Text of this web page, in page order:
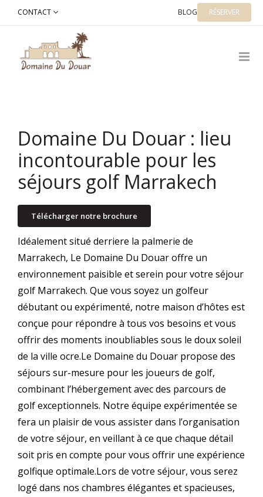
CONTACT BLOG RÉSERVER
Domaine Du Douar : lieu
incontourable pour les
séjours golf Marrakech
Télécharger notre brochure
Idéalement situé derriere la palmerie de
Marrakech, Le Domaine Du Douar offre un
environnement paisible et serein pour votre séjour
golf Marrakech. Que vous soyez un golfeur
débutant ou expérimenté, notre maison d’hôtes est
conçue pour répondre à tous vos besoins et vous
offrir des moments inoubliables sous le doux soleil
de la ville ocre.Le Domaine du Douar propose des
séjours sur-mesure pour les joueurs de golf,
combinant l’hébergement avec des parcours de
golf exceptionnels. Notre équipe expérimentée se
fera un plaisir de vous assister dans l’organisation
de votre séjour, en veillant à ce que chaque détail
soit pris en compte pour vous offrir une expérience
golfique optimale.Lors de votre séjour, vous serez
logé dans nos chambres élégantes et spacieuses,